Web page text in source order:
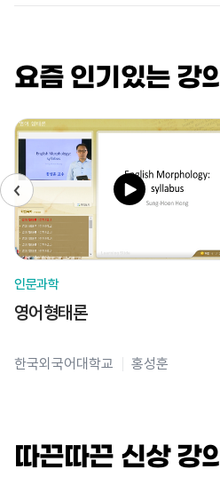
요즘 인기있는 강의
인문과학
영어형태론
한국외국어대학교 홍성훈
따끈따끈 신상 강의